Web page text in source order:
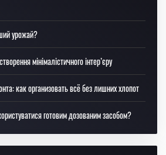
урожай?
мінімалістичного інтер’єру
как организовать всё без лишних хлопот
готовим дозованим засобом?